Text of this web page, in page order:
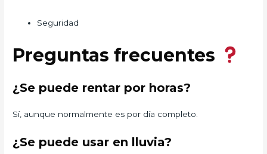
Seguridad
Preguntas frecuentes
¿Se puede rentar por horas?
Sí, aunque normalmente es por día completo.
¿Se puede usar en lluvia?